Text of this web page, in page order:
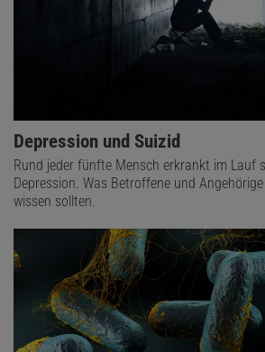
Depression und Suizid
Rund jeder fünfte Mensch erkrankt im Lauf
Depression. Was Betroffene und
wissen sollten.